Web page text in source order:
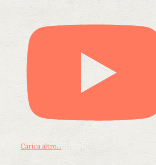
Carica altro...